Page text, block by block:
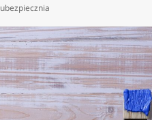
Tagi
ubezpiecznia